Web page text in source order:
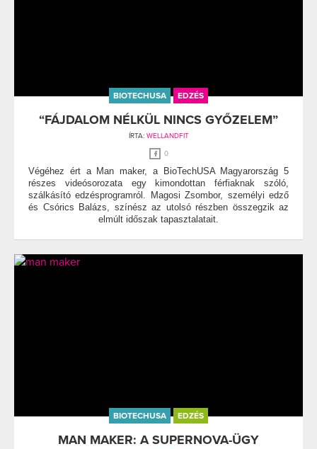
BIOTECHUSA EDZÉS
“FÁJDALOM NÉLKÜL NINCS GYŐZELEM”
ÍRTA: WELLANDFIT
0
Végéhez ért a Man maker, a BioTechUSA Magyarország 5
részes videósorozata egy kimondottan férfiaknak szóló,
szálkásító edzésprogramról. Magosi Zsombor, személyi edző
és Csórics Balázs, színész az utolsó részben összegzik az
elmúlt időszak tapasztalatait.
BIOTECHUSA EDZÉS
MAN MAKER: A SUPERNOVA-ÜGY